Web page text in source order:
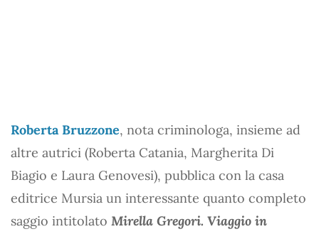
Roberta Bruzzone, nota criminologa, insieme ad
altre autrici (Roberta Catania, Margherita Di
Biagio e Laura Genovesi), pubblica con la casa
editrice Mursia un interessante quanto completo
saggio intitolato Mirella Gregori. Viaggio in